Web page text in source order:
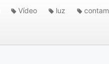
Vídeo luz